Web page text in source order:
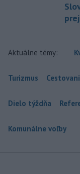
Aktuálne témy:
Turizmus
Dielo týždňa
Komunálne voľby